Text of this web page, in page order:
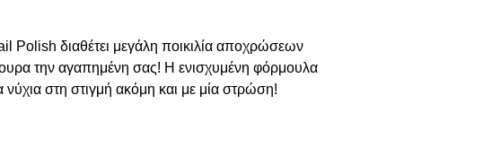
την αγαπημένη σας! Η ενισχυμένη φόρμουλα
νύχια στη στιγμή ακόμη και με μία στρώση!